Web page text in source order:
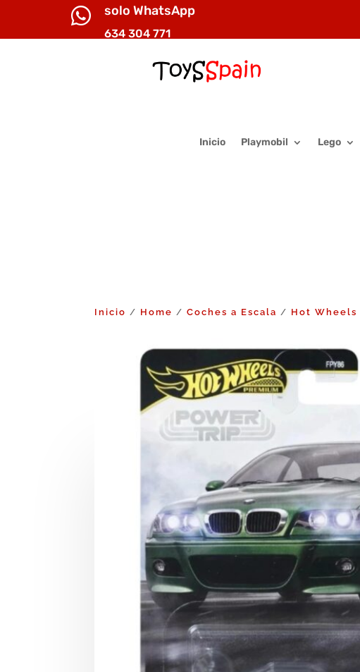
 solo WhatsApp
634 304 771
Inicio Playmobil Lego
Inicio / Home /Coches a Escala / Hot Wheels